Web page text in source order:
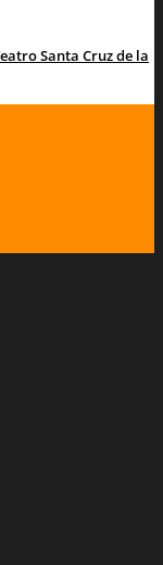
Santa Cruz de la